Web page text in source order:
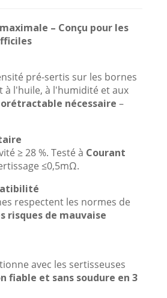
– Conçu pour les
pré-sertis sur les bornes
à l'huile, à l'humidité et aux
nécessaire –
≥ 28 %. Testé à Courant
≤0,5mΩ.
respectent les normes de
risques de mauvaise
avec les sertisseuses
fiable et sans soudure en 3